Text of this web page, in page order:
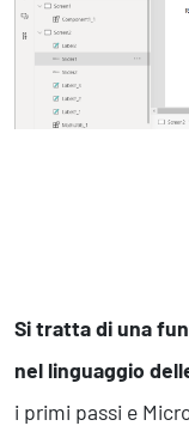
Si tratta di una
nel linguaggio
i primi passi e